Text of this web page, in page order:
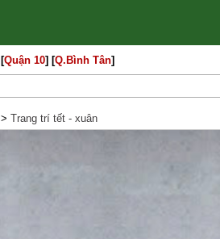
[Quận 10] [Q.Bình Tân]
> Trang trí tết - xuân